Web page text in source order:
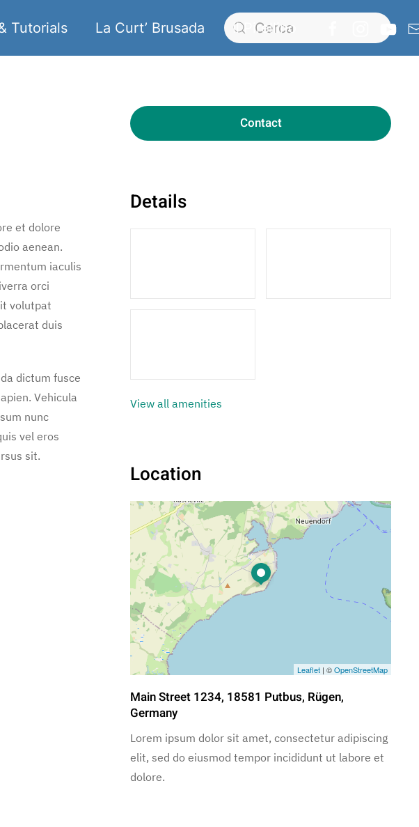
Tutorials La Curt’ Brusada Il Pirellino
et dolore
aenean.
iaculis
orci
volutpat
duis
dictum fusce
Vehicula
nunc
vel eros
sit.
Contact
Details
View all amenities
Location
Leaflet | ©OpenStreetMap
Main Street 1234, 18581 Putbus, Rügen,
Germany
Lorem ipsum dolor sit amet, consectetur adipiscing
elit, sed do eiusmod tempor incididunt ut labore et
dolore.